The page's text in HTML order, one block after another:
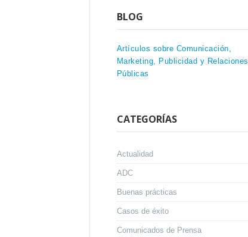
BLOG
Artículos sobre Comunicación,
Marketing, Publicidad y Relaciones
Públicas
CATEGORÍAS
Actualidad
ADC
Buenas prácticas
Casos de éxito
Comunicados de Prensa